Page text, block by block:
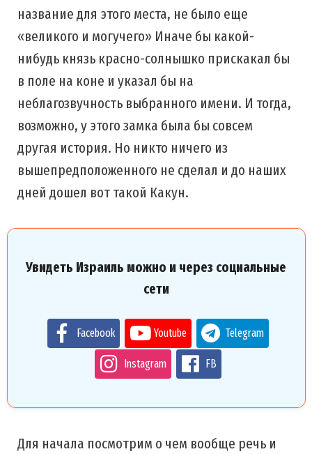
название для этого места, не было еще
«великого и могучего» Иначе бы какой-
нибудь князь красно-солнышко прискакал бы
в поле на коне и указал бы на
неблагозвучность выбранного имени. И тогда,
возможно, у этого замка была бы совсем
другая история. Но никто ничего из
вышепредположенного не сделал и до наших
дней дошел вот такой Какун.
Увидеть Израиль можно и через социальные
сети
Facebook Youtube Telegram
Instagram FB
Для начала посмотрим о чем вообще речь и